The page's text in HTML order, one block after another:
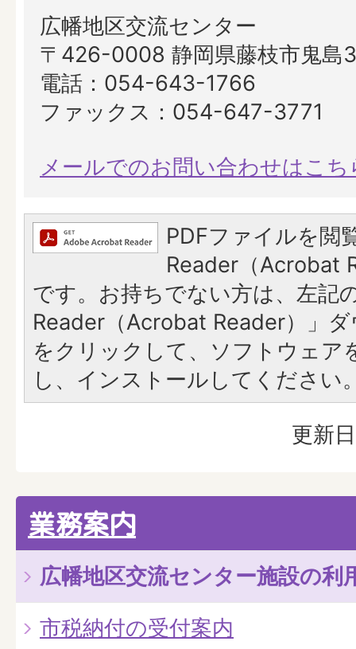
広幡地区交流センター
〒426-0008 静岡県藤枝市鬼島
電話：054-643-1766
ファックス：054-647-3771
メールでのお問い合わせはこち
PDFファイルを閲
Reader（Acrobat
です。お持ちでない方は、左記
Reader（Acrobat Reader）」
をクリックして、ソフトウェア
し、インストールしてください
更新
業務案内
広幡地区交流センター施設の利
市税納付の受付案内